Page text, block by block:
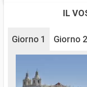
IL
Giorno 1 Giorno 2